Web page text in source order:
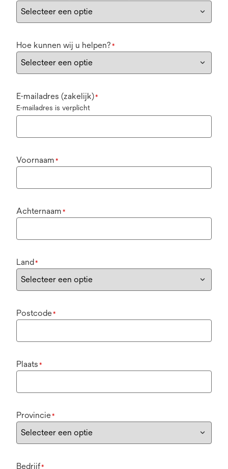
Hoe kunnen wij u helpen? *
E-mailadres (zakelijk)*
E-mailadres is verplicht
Voornaam *
Achternaam *
Land*
Postcode*
Plaats *
Provincie*
Bedrijf*